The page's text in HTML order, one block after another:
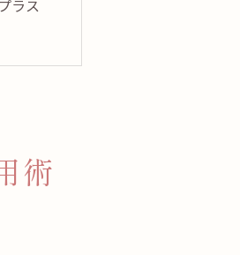
ラス
の違い
す術